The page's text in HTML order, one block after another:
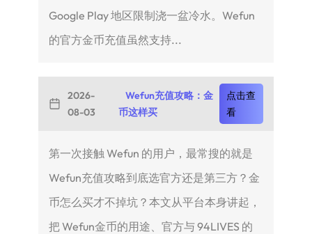
Google Play 地区限制浇一盆冷水。Wefun
的官方金币充值虽然支持...
2026-
08-03
Wefun充值攻略：金
币这样买
点击查
看
第一次接触 Wefun 的用户，最常搜的就是
Wefun充值攻略到底选官方还是第三方？金
币怎么买才不掉坑？本文从平台本身讲起，
把 Wefun金币的用途、官方与 94LIVES 的